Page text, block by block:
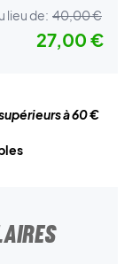
lieu de: 40,00 €
27,00 €
à 60 €